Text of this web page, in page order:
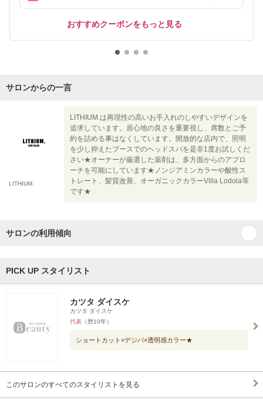
おすすめクーポンをもっと見る
サロンからの一言
LITHIUM.
LITHIUM.は再現性の高いお手入れのしやすいデザインを
追求しています。居心地の良さを重要視し、席数とご予
約を詰める事はなくしています。開放的な店内で、照明
を少し抑えたブースでのヘッドスパを是非1度お試しくだ
さい★オーナーが厳選した薬剤は、多方面からのアプロ
ーチを可能にしています★ノンジアミンカラーや酸性ス
トレート、髪質改善、オーガニックカラーVilla Lodola等
です★
サロンの利用傾向
PICK UP スタイリスト
カツタ ダイスケ
カツタ ダイスケ
代表 （歴10年）
ショートカット×デジパ×透明感カラー★
このサロンのすべてのスタイリストを見る